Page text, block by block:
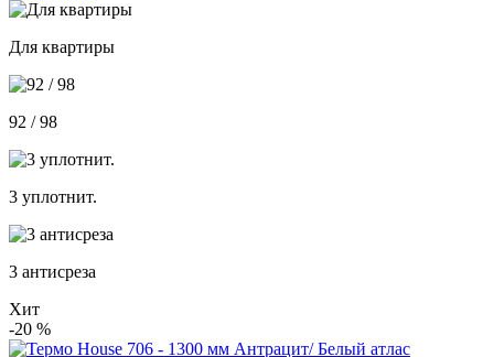
Для квартиры
92 / 98
3 уплотнит.
3 антисреза
Хит
-20 %